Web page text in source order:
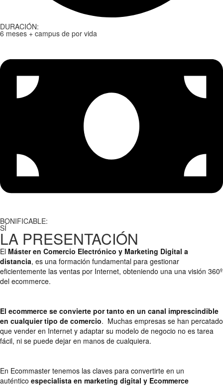
DURACIÓN:
6 meses + campus de por vida
BONIFICABLE:
SÍ
LA PRESENTACIÓN
El Máster en Comercio Electrónico y Marketing Digital a
distancia, es una formación fundamental para gestionar
eficientemente las ventas por Internet, obteniendo una una visión 360º
del ecommerce.
El ecommerce se convierte por tanto en un canal imprescindible
en cualquier tipo de comercio. Muchas empresas se han percatado
que vender en Internet y adaptar su modelo de negocio no es tarea
fácil, ni se puede dejar en manos de cualquiera.
En Ecommaster tenemos las claves para convertirte en un
auténtico especialista en marketing digital y Ecommerce